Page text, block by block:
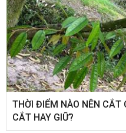
THỜI ĐIỂM NÀO NÊN CẮT
CẮT HAY GIỮ?